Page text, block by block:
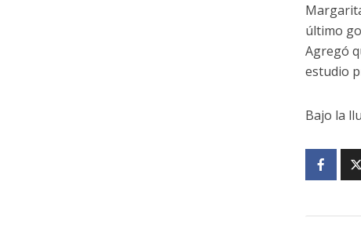
último
Agregó
estudio
Bajo la